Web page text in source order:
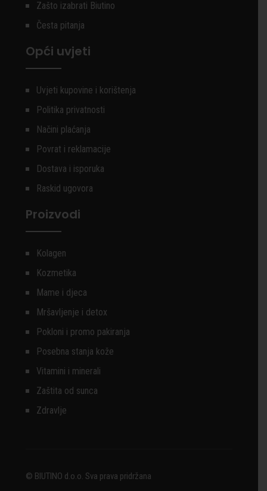
Zašto izabrati Biutino
Česta pitanja
Opći uvjeti
Uvjeti kupovine i korištenja
Politika privatnosti
Načini plaćanja
Povrat i reklamacije
Dostava i isporuka
Raskid ugovora
Proizvodi
Kolagen
Kozmetika
Mame i djeca
Mršavljenje i detox
Pokloni i promo pakiranja
Posebna stanja kože
Vitamini i minerali
Zaštita od sunca
Zdravlje
© BIUTINO d.o.o. Sva prava pridržana